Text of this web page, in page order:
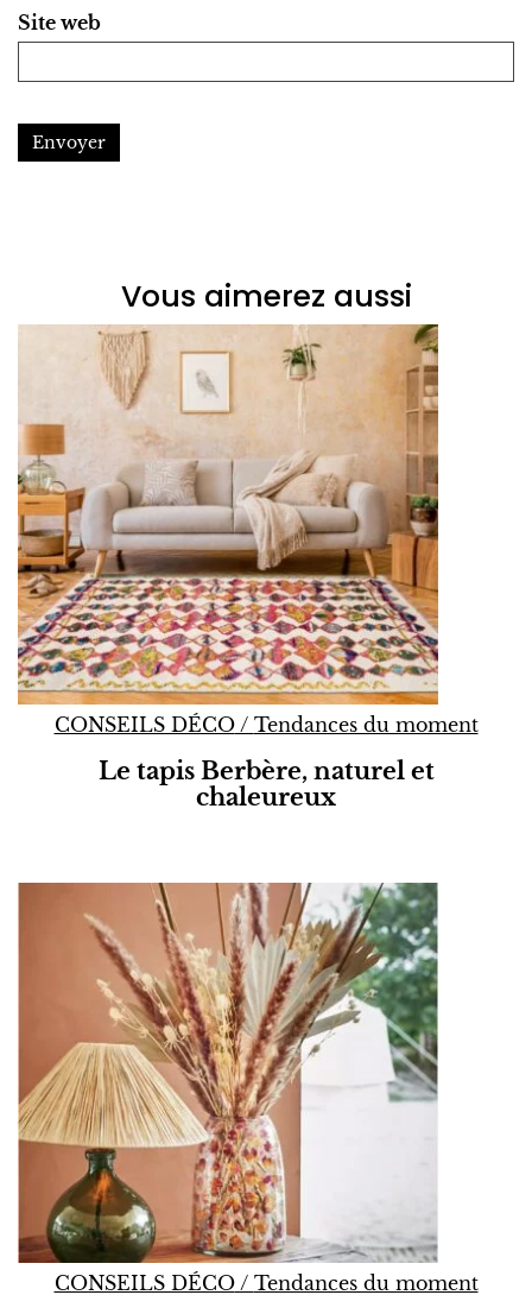
Site web
Envoyer
Vous aimerez aussi
CONSEILS DÉCO/ Tendances du moment
Le tapis Berbère, naturel et
chaleureux
CONSEILS DÉCO/ Tendances du moment